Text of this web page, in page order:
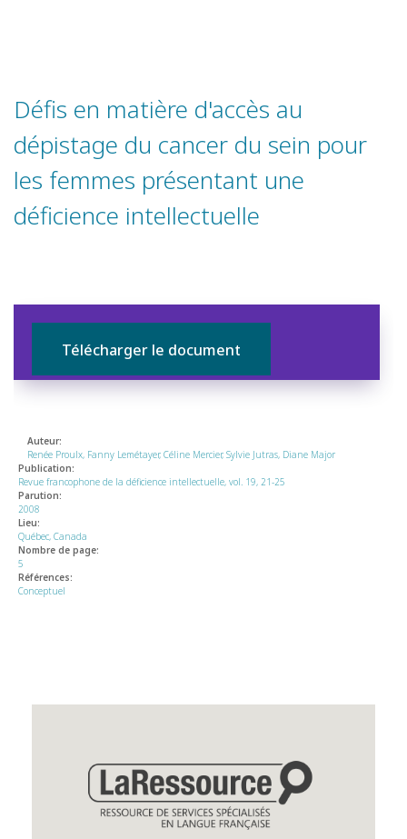
Défis en matière d'accès au
dépistage du cancer du sein pour
les femmes présentant une
déficience intellectuelle
Télécharger le document
Auteur:
Renée Proulx, Fanny Lemétayer, Céline Mercier, Sylvie Jutras, Diane Major
Publication:
Revue francophone de la déficience intellectuelle, vol. 19, 21-25
Parution:
2008
Lieu:
Québec, Canada
Nombre de page:
5
Références:
Conceptuel